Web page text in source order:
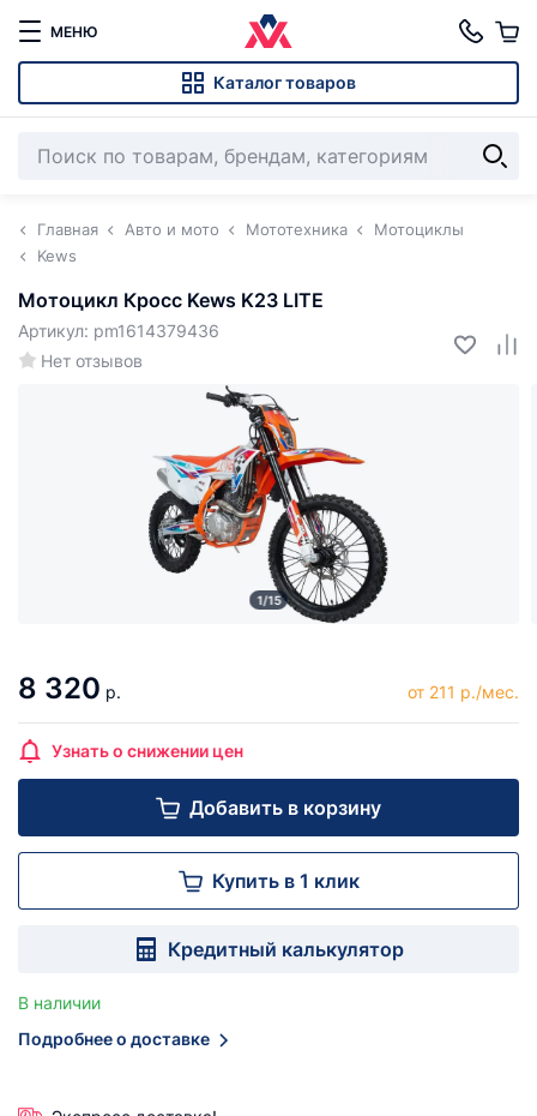
МЕНЮ
Каталог товаров
Главная Авто и мото Мототехника
Мотоциклы
Kews
Мотоцикл Кросс Kews K23 LITE
Нет отзывов
Артикул: pm1614379436
1/15
8 320 р. от 211 р./мес.
Узнать о снижении цен
Добавить в корзину
Купить в 1 клик
Кредитный калькулятор
В наличии
Подробнее о доставке